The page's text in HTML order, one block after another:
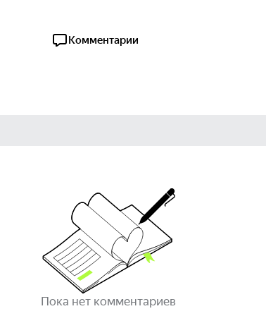
Комментарии
Пока нет комментариев